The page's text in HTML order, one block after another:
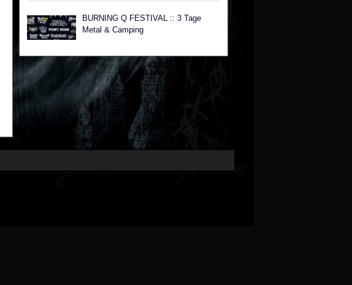
BURNING Q FESTIVAL :: 3 Tage
Metal & Camping